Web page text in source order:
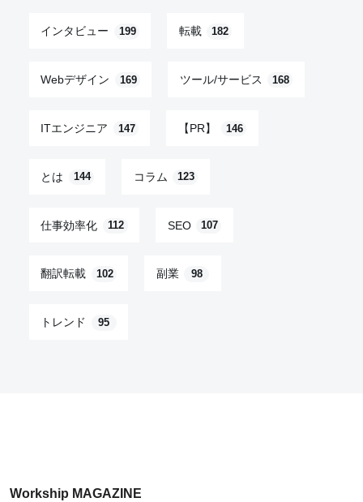
インタビュー 199 転載 182
Webデザイン 169 ツール/サービス 168
ITエンジニア 147 【PR】 146
とは 144 コラム 123
仕事効率化 112 SEO 107
翻訳転載 102 副業 98
トレンド 95
Workship MAGAZINE